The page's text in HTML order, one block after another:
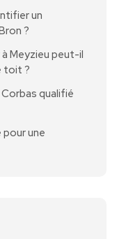
un
?
Meyzieu peut-il
toit ?
qualifié
une